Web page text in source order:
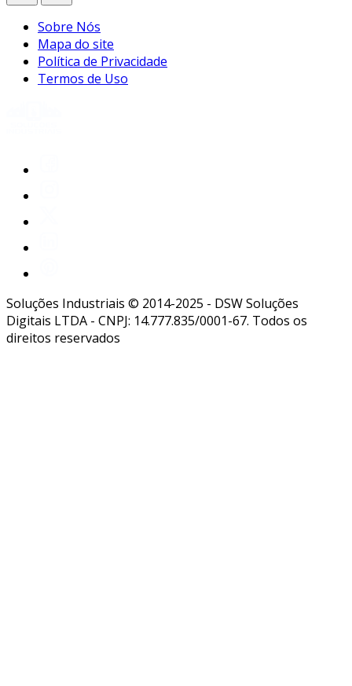
Sobre Nós
Mapa do site
Política de Privacidade
Termos de Uso
Soluções Industriais © 2014-2025 - DSW Soluções
Digitais LTDA - CNPJ: 14.777.835/0001-67. Todos os
direitos reservados